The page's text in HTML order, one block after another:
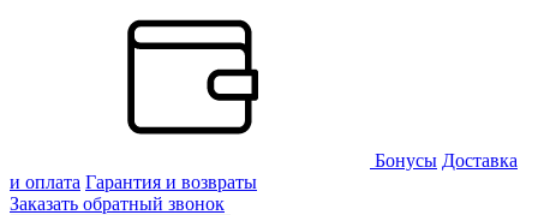
Бонусы Доставка
и оплата Гарантия и возвраты
Заказать обратный звонок